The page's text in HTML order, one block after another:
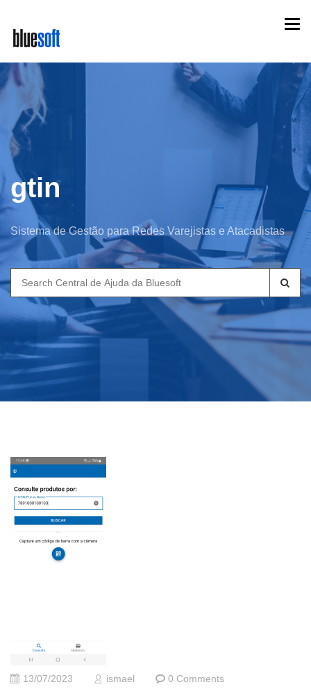
main
content
gtin
Sistema de Gestão para Redes Varejistas e Atacadistas
Search
for:
13/07/2023 ismael 0 Comments